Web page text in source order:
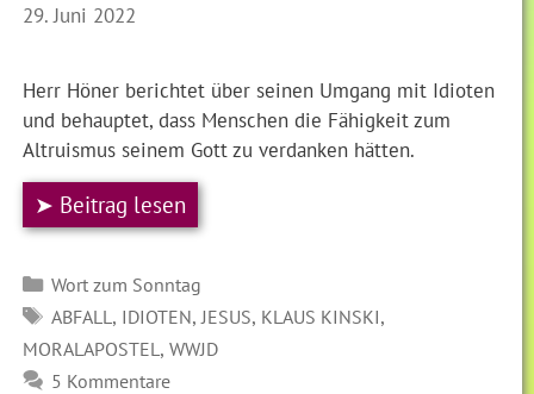
29. Juni 2022
Herr Höner berichtet über seinen Umgang mit Idioten
und behauptet, dass Menschen die Fähigkeit zum
Altruismus seinem Gott zu verdanken hätten.
➤ Beitrag lesen
Kategorien
Wort zum Sonntag
SCHLAGWÖRTER
ABFALL , IDIOTEN,JESUS, KLAUS KINSKI,
MORALAPOSTEL ,WWJD
5 Kommentare